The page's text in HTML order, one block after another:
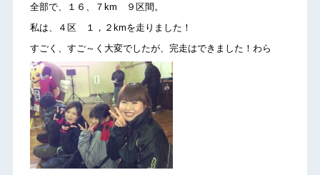
全部で、１６、７km ９区間。
私は、４区 １，２kmを走りました！
すごく、すご～く大変でしたが、完走はできました！わら